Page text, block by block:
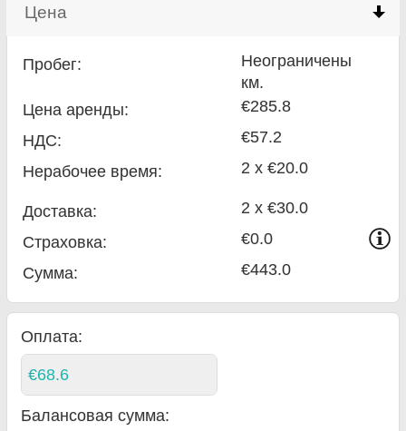
Цена
Пробег:
Неограничены
км.
Цена аренды:
€285.8
НДС:
€57.2
Нерабочее время:
2 x €20.0
Доставка:
2 x €30.0
Страховка:
€0.0
Сумма: €443.0
Оплата:
€68.6
Балансовая сумма: